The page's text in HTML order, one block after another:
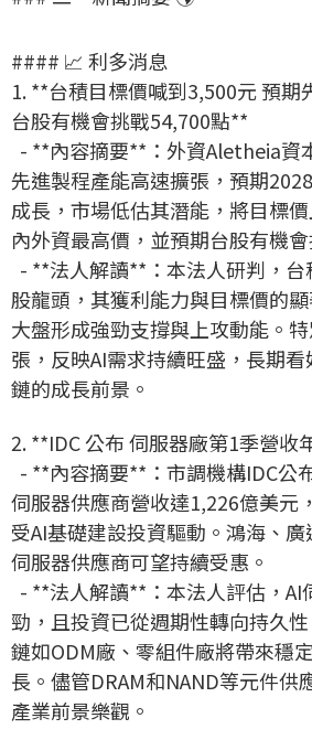
#### 📈 利多消息
1. **台積目標價喊到3,500元 預期
台股有機會挑戰54,700點**
- **內容摘要**：外資Aletheia資
先進製程產能高速擴張，預期
成長，市場低估其潛能，將目標
內外資最高價，並預期台股有機
- **法人解讀**：本法人研判，
股龍頭，其獲利能力與目標價的
大盤形成強勁支撐與上攻動能。
張，反映AI需求持續旺盛，長期
鏈的成長前景。
2. **IDC 公布 伺服器廠第1季營收
- **內容摘要**：市調機構IDC公
伺服器供應商營收達1,226億美元
受AI基礎建設投資驅動。鴻海、
伺服器供應商可望持續受惠。
- **法人解讀**：本法人評估，AI
勁，且投資已從週期性轉向持久
鏈如ODM廠、零組件廠將帶來穩
長。儘管DRAM和NAND等元件供
產業前景樂觀。